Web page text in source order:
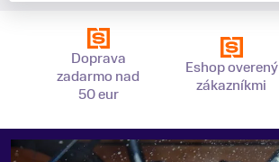
Doprava
zadarmo nad
50 eur
Eshop overený
zákazníkmi